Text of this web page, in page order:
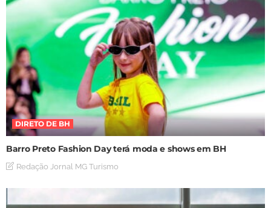
DIRETO DE BH
Barro Preto Fashion Day terá moda e shows em BH
Redação Jornal MG Turismo